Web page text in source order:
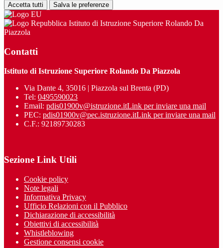
Accetta tutti Salva le preferenze
Istituto di Istruzione Superiore Rolando Da
Piazzola
Contatti
Istituto di Istruzione Superiore Rolando Da Piazzola
Via Dante 4, 35016 | Piazzola sul Brenta (PD)
Tel: 0495590023
Email: pdis01900v@istruzione.itLink per inviare una mail
PEC: pdis01900v@pec.istruzione.itLink per inviare una mail
C.F.: 92189730283
Sezione Link Utili
Cookie policy
Note legali
Informativa Privacy
Ufficio Relazioni con il Pubblico
Dichiarazione di accessibilità
Obiettivi di accessibilità
Whistleblowing
Gestione consensi cookie